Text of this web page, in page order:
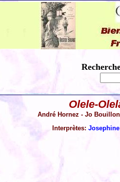
Olele-
André Hornez - Jo
Interprètes: